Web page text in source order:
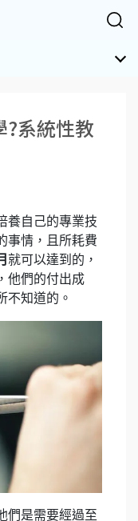
系統性教
養自己的專業技
事情，且所耗費
就可以達到的，
他們的付出成
不知道的。
們是需要經過至